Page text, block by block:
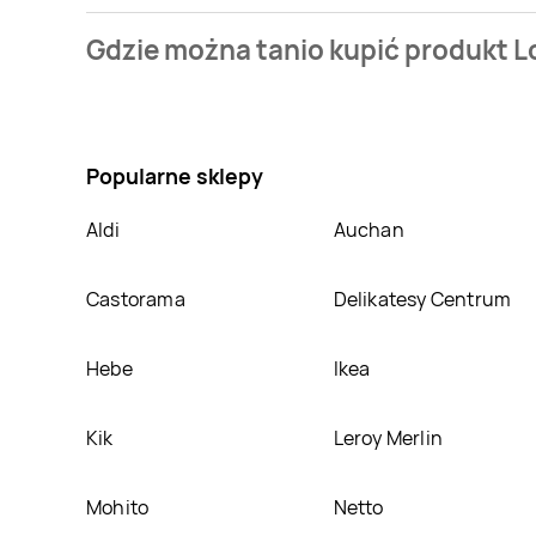
bazie jest z sieciNetto. Lody karmel Gelato
Gdzie można tanio kupić produkt
Popularne sklepy
Aldi Auchan
Castorama Delikatesy Centrum
Hebe Ikea
Kik Leroy Merlin
Mohito Netto